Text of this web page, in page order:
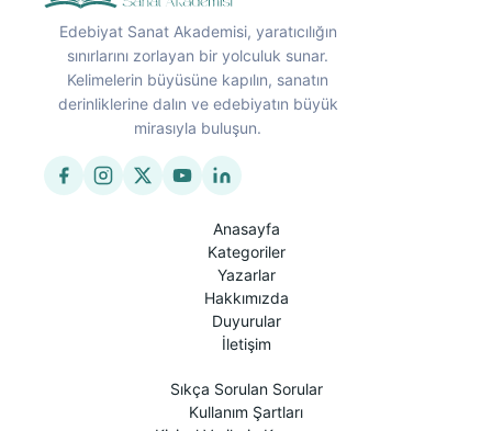
Edebiyat Sanat Akademisi, yaratıcılığın
sınırlarını zorlayan bir yolculuk sunar.
Kelimelerin büyüsüne kapılın, sanatın
derinliklerine dalın ve edebiyatın büyük
mirasıyla buluşun.
Anasayfa
Kategoriler
Yazarlar
Hakkımızda
Duyurular
İletişim
Sıkça Sorulan Sorular
Kullanım Şartları